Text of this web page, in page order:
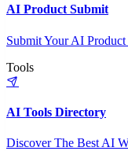
AI Product Submit
Submit Your AI
Tools
AI Tools Directory
Discover The Best AI